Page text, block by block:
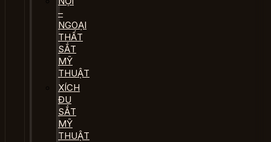
–
NGOẠI
THẤT
SẮT
MỸ
THUẬT
XÍCH
ĐU
SẮT
MỸ
THUẬT